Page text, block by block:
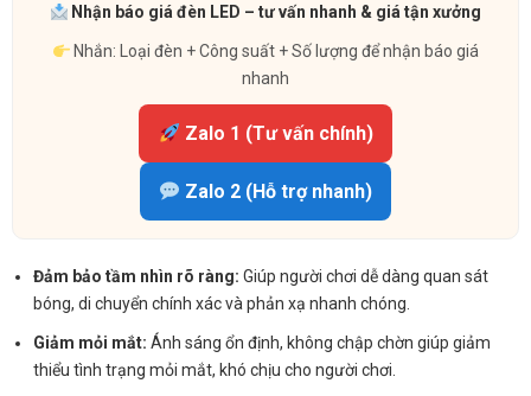
Nhận báo giá đèn LED – tư vấn nhanh & giá tận xưởng
Nhắn: Loại đèn + Công suất + Số lượng để nhận báo giá
nhanh
Zalo 1 (Tư vấn chính)
Zalo 2 (Hỗ trợ nhanh)
Đảm bảo tầm nhìn rõ ràng: Giúp người chơi dễ dàng quan sát
bóng, di chuyển chính xác và phản xạ nhanh chóng.
Giảm mỏi mắt: Ánh sáng ổn định, không chập chờn giúp giảm
thiểu tình trạng mỏi mắt, khó chịu cho người chơi.